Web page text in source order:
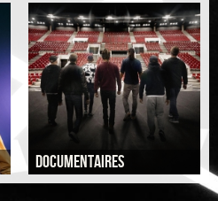
DOCUMENTAIRES